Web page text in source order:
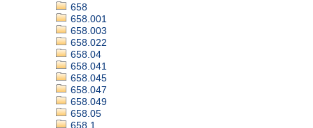
658
658.001
658.003
658.022
658.04
658.041
658.045
658.047
658.049
658.05
658.1